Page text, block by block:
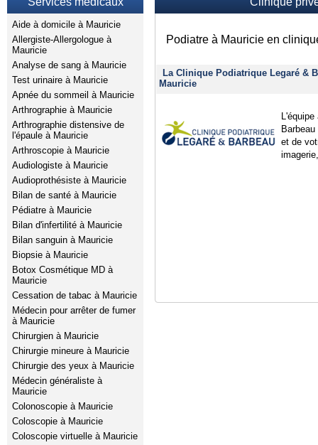
Aide à domicile à Mauricie
Allergiste-Allergologue à
Mauricie
Analyse de sang à Mauricie
Test urinaire à Mauricie
Apnée du sommeil à Mauricie
Arthrographie à Mauricie
Arthrographie distensive de
l'épaule à Mauricie
Arthroscopie à Mauricie
Audiologiste à Mauricie
Audioprothésiste à Mauricie
Bilan de santé à Mauricie
Pédiatre à Mauricie
Bilan d'infertilité à Mauricie
Bilan sanguin à Mauricie
Biopsie à Mauricie
Botox Cosmétique MD à
Mauricie
Cessation de tabac à Mauricie
Médecin pour arrêter de fumer
à Mauricie
Chirurgien à Mauricie
Chirurgie mineure à Mauricie
Chirurgie des yeux à Mauricie
Médecin généraliste à
Mauricie
Colonoscopie à Mauricie
Coloscopie à Mauricie
Coloscopie virtuelle à Mauricie
Podiatre à Mauricie en
La Clinique Podiatrique Legaré &
Mauricie
et de